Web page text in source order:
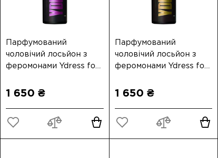
Парфумований
чоловічий лосьйон з
феромонами Ydress for
1 650 ₴
Парфумований
чоловічий лосьйон з
феромонами Ydress for
1 650 ₴